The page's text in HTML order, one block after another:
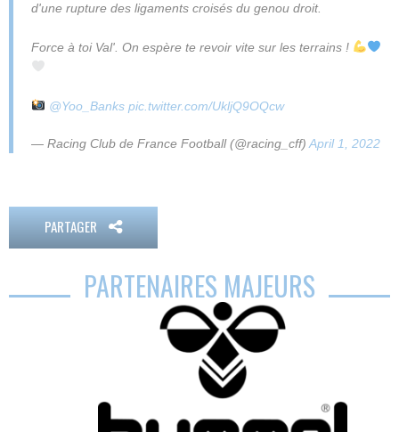
d'une rupture des ligaments croisés du genou droit.
Force à toi Val'. On espère te revoir vite sur les terrains !
@Yoo_Banks pic.twitter.com/UkljQ9OQcw
— Racing Club de France Football (@racing_cff) April 1, 2022
PARTAGER
PARTENAIRES MAJEURS